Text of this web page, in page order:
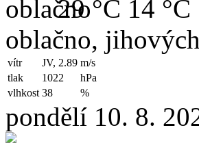
29 °C 14 °C
oblačno,
vítr JV, 2.89 m/s
tlak
1022
hPa
vlhkost 38 %
pondělí 10. 8.